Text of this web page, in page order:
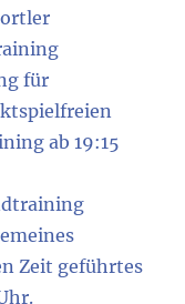
für
ab 19:15
Zeit geführtes